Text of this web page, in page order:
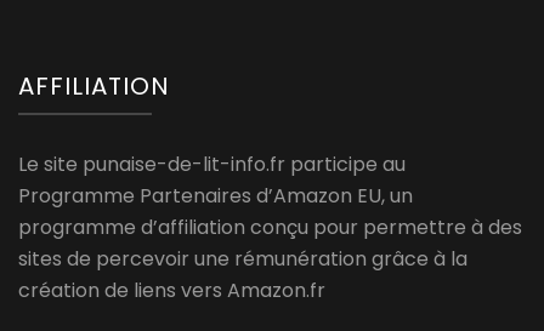
AFFILIATION
Le site punaise-de-lit-info.fr participe au
Programme Partenaires d’Amazon EU, un
programme d’affiliation conçu pour permettre à des
sites de percevoir une rémunération grâce à la
création de liens vers Amazon.fr